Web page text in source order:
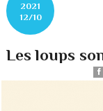
2021
12/10
Les loups